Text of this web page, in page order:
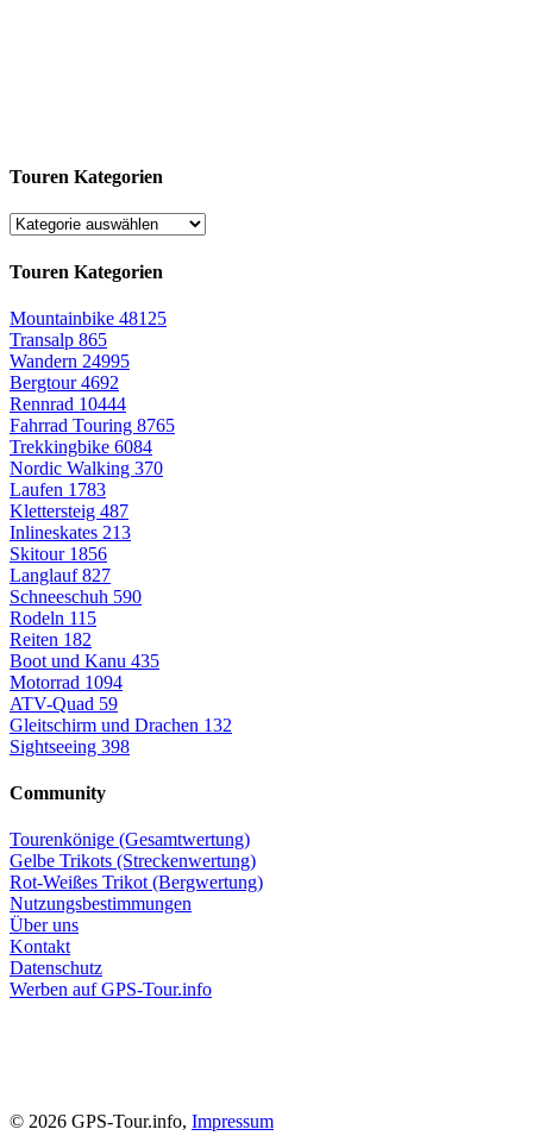
Touren Kategorien
Touren Kategorien
Mountainbike 48125
Transalp 865
Wandern 24995
Bergtour4692
Rennrad 10444
Fahrrad Touring 8765
Trekkingbike 6084
Nordic Walking 370
Laufen 1783
Klettersteig 487
Inlineskates 213
Skitour 1856
Langlauf827
Schneeschuh 590
Rodeln 115
Reiten 182
Boot und Kanu 435
Motorrad 1094
ATV-Quad 59
Gleitschirm und Drachen 132
Sightseeing 398
Community
Tourenkönige (Gesamtwertung)
Gelbe Trikots (Streckenwertung)
Rot-Weißes Trikot (Bergwertung)
Nutzungsbestimmungen
Über uns
Kontakt
Datenschutz
Werben auf GPS-Tour.info
© 2026 GPS-Tour.info, Impressum